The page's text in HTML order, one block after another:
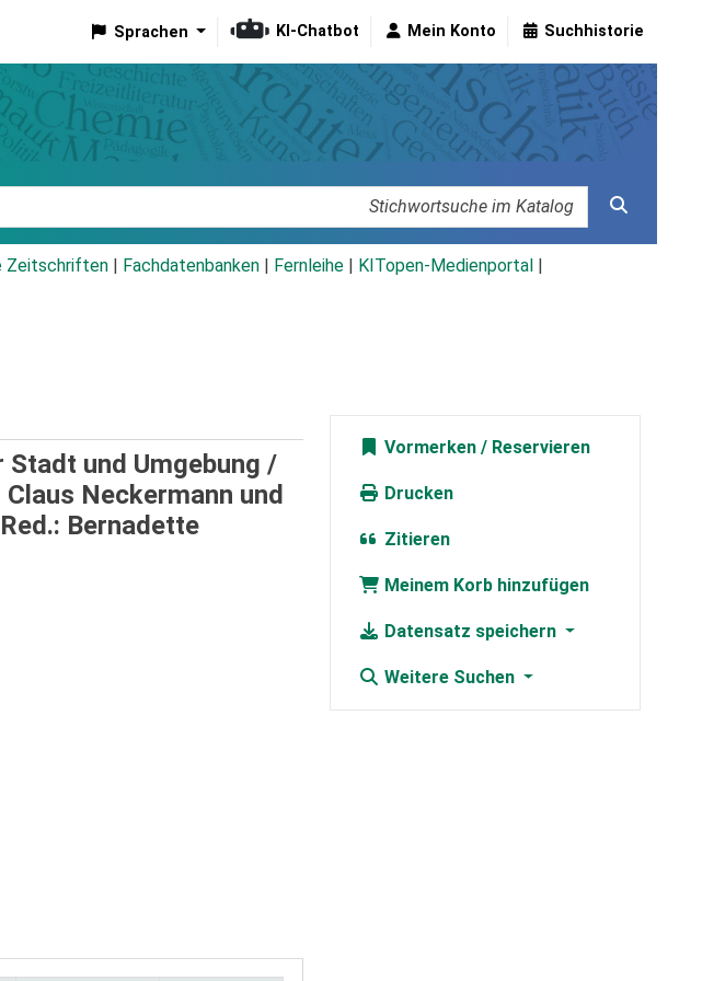
Sprachen KI-Chatbot Mein Konto Suchhistorie
Zeitschriften Fachdatenbanken Fernleihe KITopen-Medienportal
und Umgebung /
Neckermann und
Bernadette
Vormerken
Drucken
Zitieren
Meinem Korb hinzufügen
Datensatz speichern
Weitere Suchen